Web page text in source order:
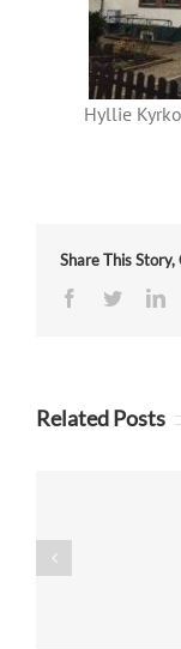
Hyllie
Share This
Facebook
Twitter
Related Posts